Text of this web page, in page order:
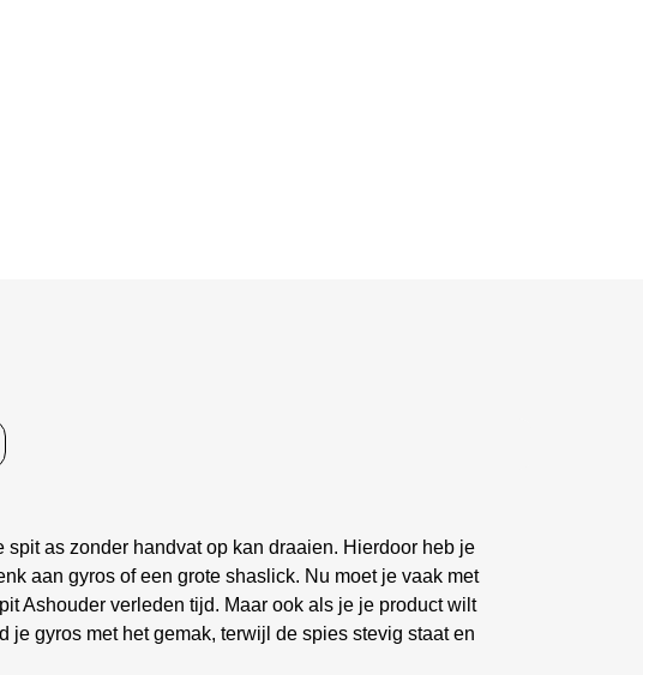
as zonder handvat op kan draaien. Hierdoor heb je
aan gyros of een grote shaslick. Nu moet je vaak met
Ashouder verleden tijd. Maar ook als je je product wilt
gyros met het gemak, terwijl de spies stevig staat en